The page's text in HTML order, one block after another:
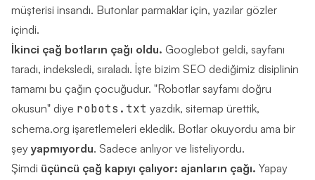
müşterisi insandı. Butonlar parmaklar için, yazılar gözler
içindi.
İkinci çağ botların çağı oldu. Googlebot geldi, sayfanı
taradı, indeksledi, sıraladı. İşte bizim SEO dediğimiz disiplinin
tamamı bu çağın çocuğudur. "Robotlar sayfamı doğru
okusun" diye robots.txt yazdık, sitemap ürettik,
schema.org işaretlemeleri ekledik. Botlar okuyordu ama bir
şey yapmıyordu. Sadece anlıyor ve listeliyordu.
Şimdi üçüncü çağ kapıyı çalıyor: ajanların çağı. Yapay